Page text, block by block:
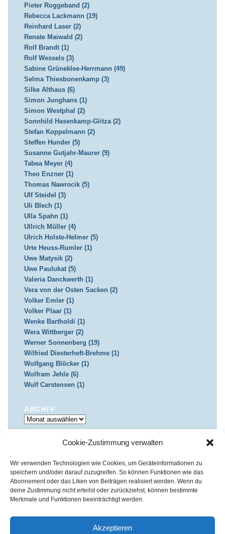
Cookie-Zustimmung verwalten
Wir verwenden Technologien wie Cookies, um Geräteinformationen zu
speichern und/oder darauf zuzugreifen. So können Funktionen wie das
Abonnement oder das Liken von Beiträgen realisiert werden. Wenn du
deine Zustimmung nicht erteilst oder zurückziehst, können bestimmte
Merkmale und Funktionen beeinträchtigt werden.
Akzeptieren
Pieter Roggeband (2)
Rebecca Lackmann (19)
Reinhard Laser (2)
Renate Maiwald (2)
Rolf Brandt (1)
Rolf Wessels (3)
Sabine Grüneklee-Herrmann (49)
Selma Thiesbonenkamp (3)
Silke Althaus (6)
Simon Junghans (1)
Simon Westphal (2)
Sonnhild Hasenkamp-Glitza (2)
Stefan Koppelmann (2)
Steffen Hunder (5)
Susanne Gutjahr-Maurer (9)
Tabea Meyer (4)
Theo Enzner (1)
Thomas Nawrocik (5)
Ulf Steidel (3)
Uli Blech (1)
Ulla Spahn (1)
Ullrich Müller (4)
Ulrich Holste-Helmer (5)
Urte Heuss-Rumler (1)
Uwe Matysik (2)
Uwe Paulukat (5)
Valeria Danckwerth (1)
Vera von der Osten Sacken (2)
Volker Emler (1)
Volker Plaar (1)
Wenke Bartholdi (1)
Wera Wittberger (2)
Werner Sonnenberg (19)
Wilfried Diesterheft-Brehme (1)
Wolfgang Blöcker (1)
Wolfram Jehle (6)
Wulf Carstensen (1)
ARCHIV
Archiv
IMPRESSUM & DATENSCHUTZ
Datenschutz
Kirchenkreis Essen | Referat für Presse- und Öffentlichkeitsarbeit /
Haus der Evangelischen Kirche | III. Hagen 39 / 45127 Essen